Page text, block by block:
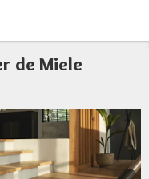
de Miele